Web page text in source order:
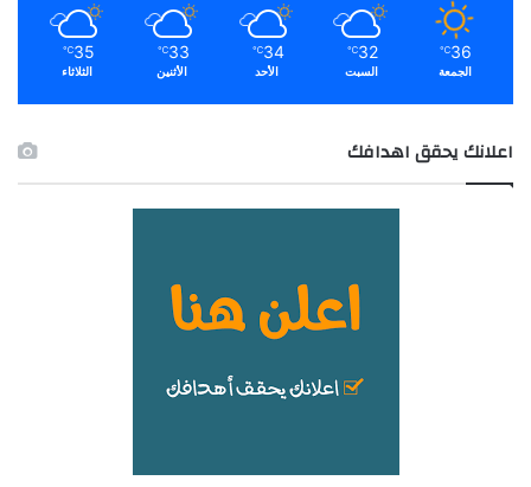
36
℃
الجمعة
32
℃
السبت
34
℃
الأحد
33
℃
الأثنين
35
℃
الثلاثاء
اعلانك يحقق اهدافك